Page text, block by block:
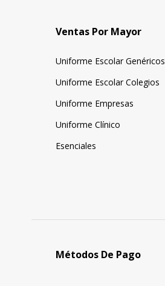
Ventas Por Mayor
Uniforme Escolar Genéricos
Uniforme Escolar Colegios
Uniforme Empresas
Uniforme Clínico
Esenciales
Métodos De Pago